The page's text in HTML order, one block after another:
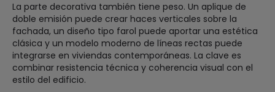
La parte decorativa también tiene peso. Un aplique de
doble emisión puede crear haces verticales sobre la
fachada, un diseño tipo farol puede aportar una estética
clásica y un modelo moderno de líneas rectas puede
integrarse en viviendas contemporáneas. La clave es
combinar resistencia técnica y coherencia visual con el
estilo del edificio.